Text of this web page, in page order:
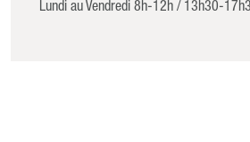
Lundi au Vendredi 8h-12h / 13h30-